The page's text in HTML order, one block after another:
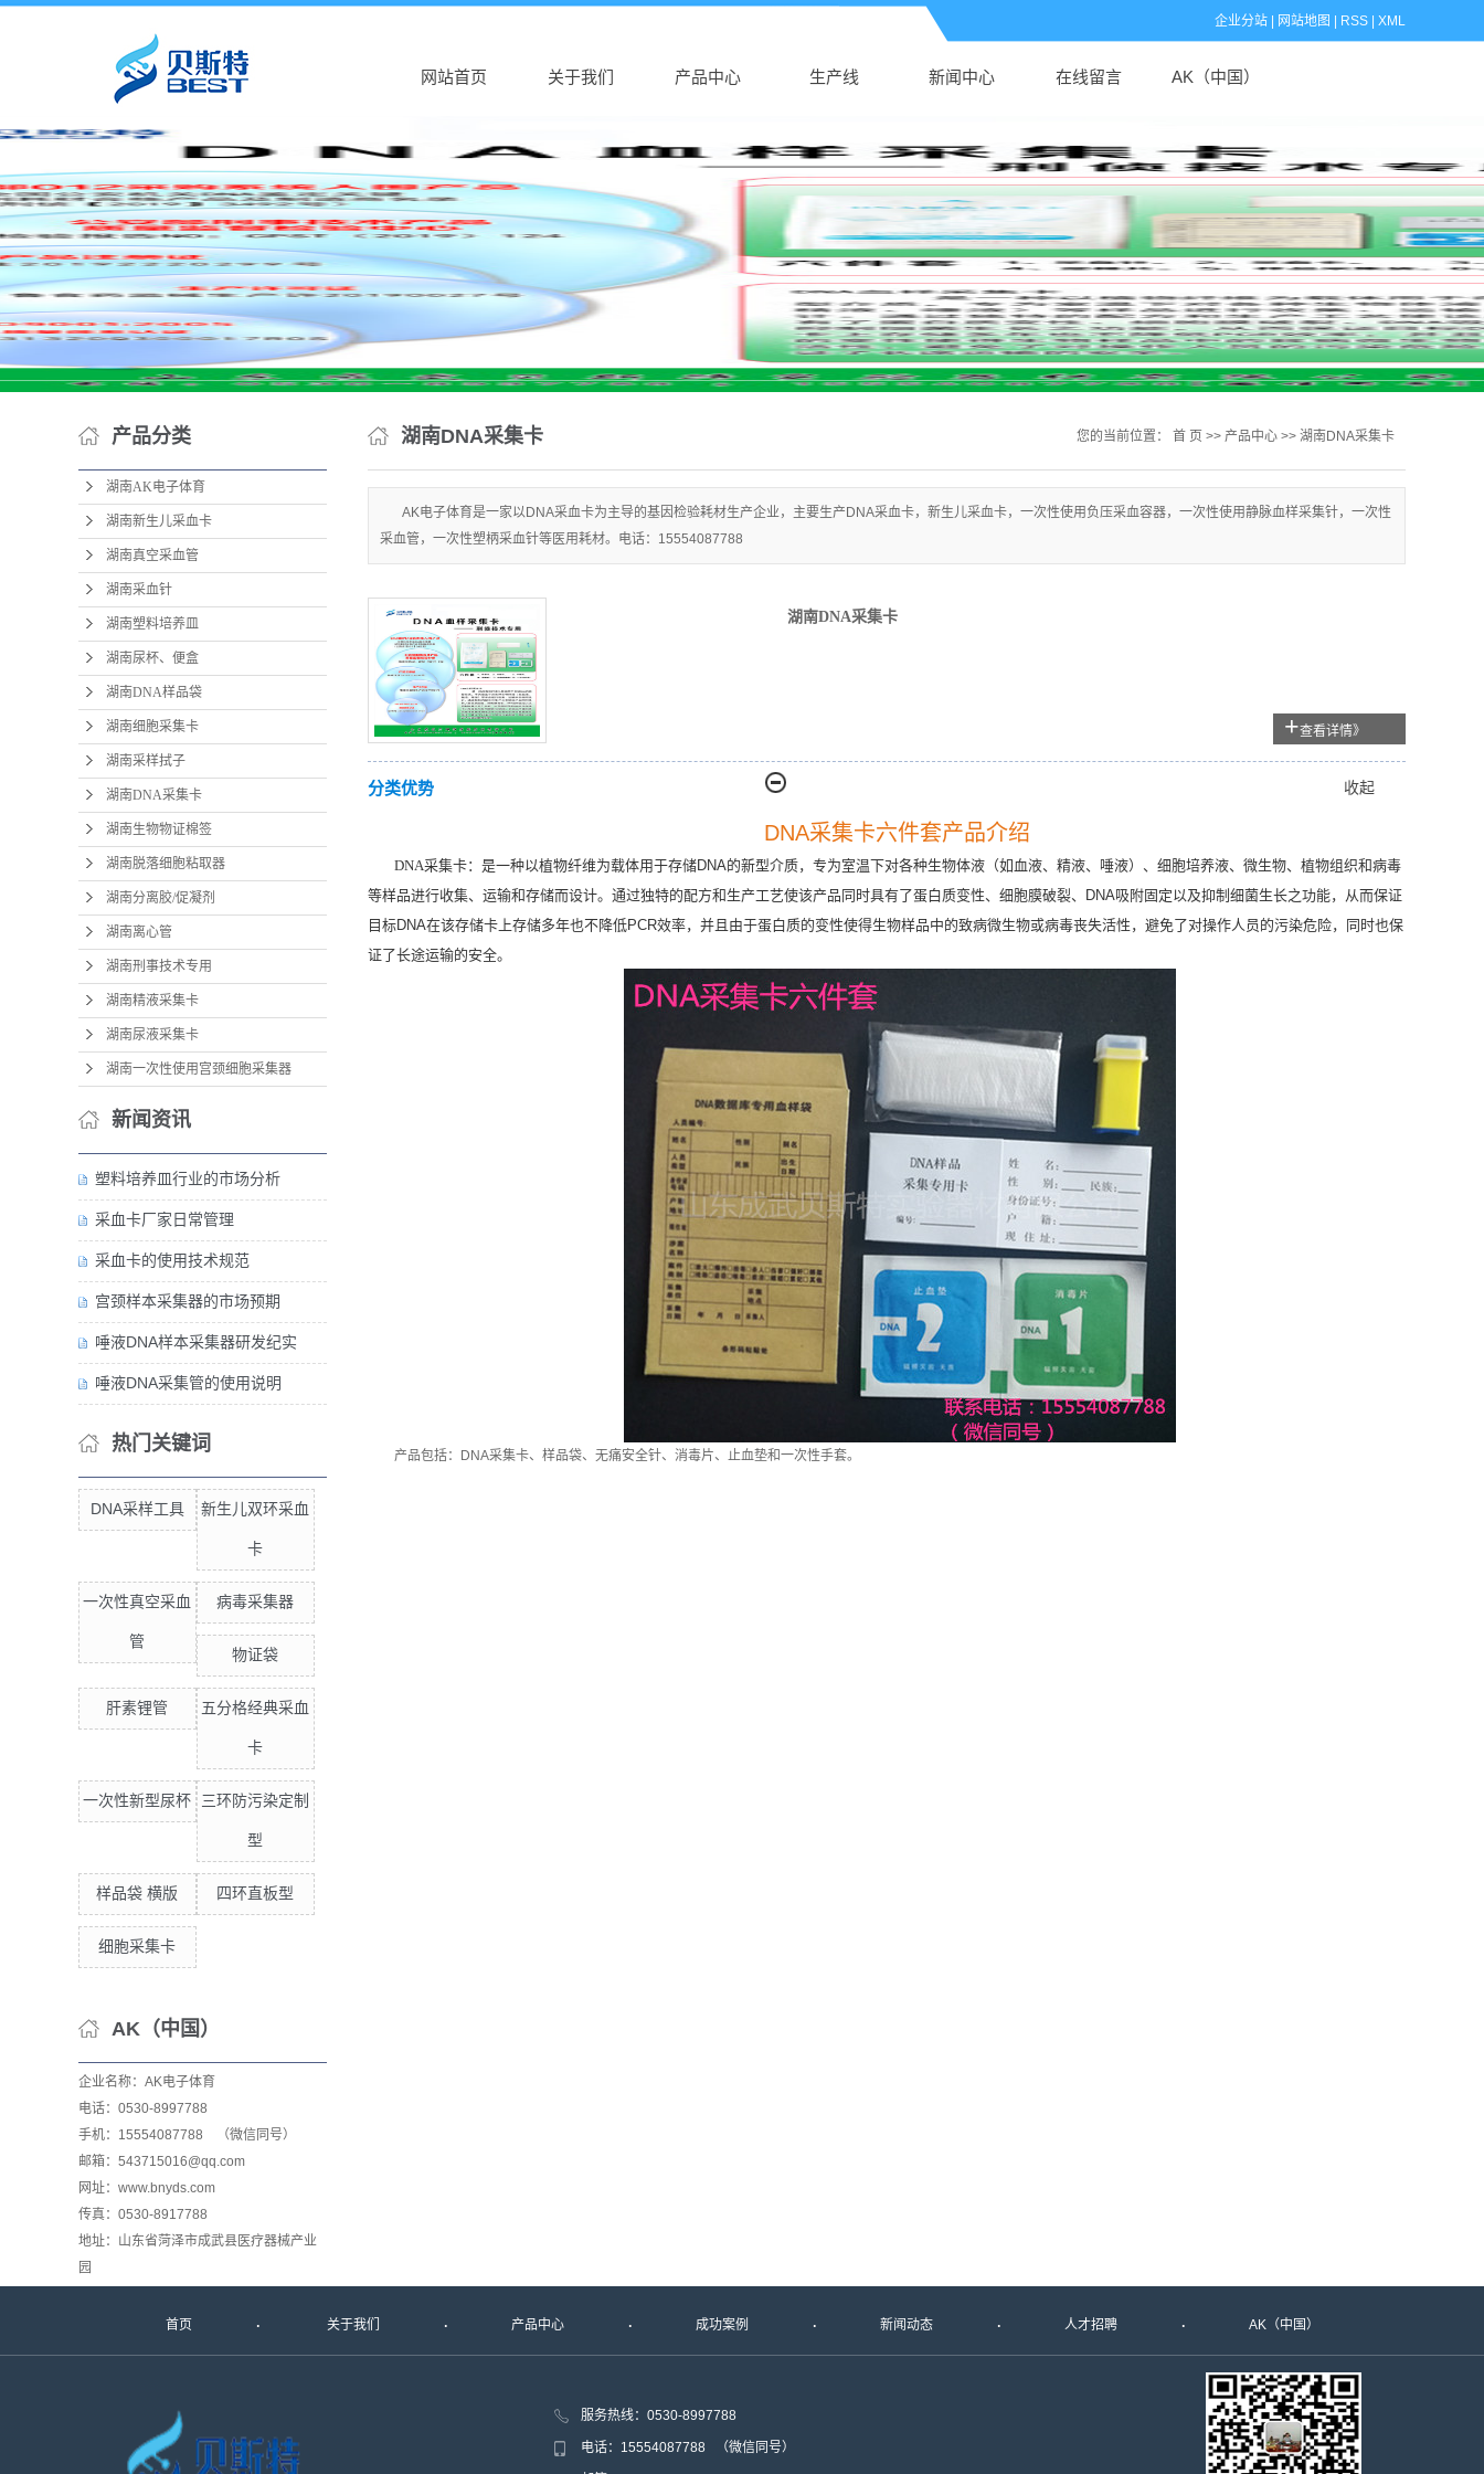
企业分站 网站地图 RSS XML
网站首页 关于我们
AK（中国）
营业执照
产品中心
湖南新生儿采血
湖南真空采血管
湖南采血针
湖南塑料培养皿
湖南尿杯、便盒
湖南DNA样品袋
湖南DNA采集卡
湖南生物物证棉
宫颈细胞采集器
生产线 新闻中心
行业新闻
技术知识
在线留言 AK（中国）
产品分类
湖南AK电子体育
湖南新生儿采血卡
湖南真空采血管
湖南采血针
湖南塑料培养皿
湖南尿杯、便盒
湖南DNA样品袋
湖南细胞采集卡
湖南采样拭子
湖南DNA采集卡
湖南生物物证棉签
湖南脱落细胞粘取器
湖南分离胶/促凝剂
湖南离心管
湖南刑事技术专用
湖南精液采集卡
湖南尿液采集卡
湖南一次性使用宫颈细胞采集器
新闻资讯
塑料培养皿行业的市场分析
采血卡厂家日常管理
采血卡的使用技术规范
宫颈样本采集器的市场预期
唾液DNA样本采集器研发纪实
唾液DNA采集管的使用说明
热门关键词
DNA采样工具 新生儿双环采血
卡
一次性真空采血
管
病毒采集器
物证袋
肝素锂管 五分格经典采血
卡
一次性新型尿杯 三环防污染定制
型
样品袋 横版 四环直板型
细胞采集卡
AK（中国）
企业名称：AK电子体育
电话：0530-8997788
手机：15554087788 （微信同号）
邮箱：543715016@qq.com
网址：www.bnyds.com
传真：0530-8917788
地址：山东省菏泽市成武县医疗器械产业
园
湖南DNA采集卡 您的当前位置： 首 页 >> 产品中心 >> 湖南DNA采集卡
AK电子体育是一家以DNA采血卡为主导的基因检验耗材生产企业，主要生产DNA采血卡，新生儿采血卡，一次性使用负压采血容器，一次性使用静脉血样采集针，一次性
采血管，一次性塑柄采血针等医用耗材。电话：15554087788
湖南DNA采集卡
+查看详情》
分类优势 收起
DNA采集卡六件套产品介绍
DNA采集卡： 是一种以植物纤维为载体用于存储DNA的新型介质，专为室温下对各种生物体液（如血液、精液、唾液）、细胞培养液、微生物、植物组织和病毒
等样品进行收集、运输和存储而设计。通过独特的配方和生产工艺使该产品同时具有了蛋白质变性、细胞膜破裂、
DNA吸附固定以及抑制细菌生长之功能，从而保证
目标DNA在该存储卡上存储多年也不降低PCR效率，并且由于蛋白质的变性使得生物样品中的致病微生物或病毒丧失活性，避免了对操作人员的污染危险，同时也保
证了长途运输的安全。
产品包括：DNA采集卡、样品袋、无痛安全针、消毒片、止血垫和一次性手套。
首页 关于我们 产品中心 成功案例 新闻动态 人才招聘 AK（中国）
服务热线：0530-8997788
电话：15554087788 （微信同号）